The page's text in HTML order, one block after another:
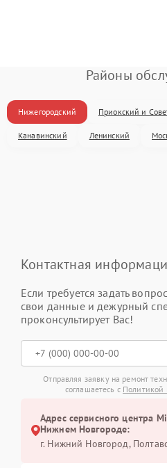
Районы
Нижегородский Приокский и
Канавинский Ленинский
Контактная
Если требуется задать
свои данные и дежурный
проконсультирует Вас!
Отправляя заявку на ремонт
соглашаетесь с Политикой
Адрес сервисного центра
Нижнем Новгороде:
г. Нижний Новгород,